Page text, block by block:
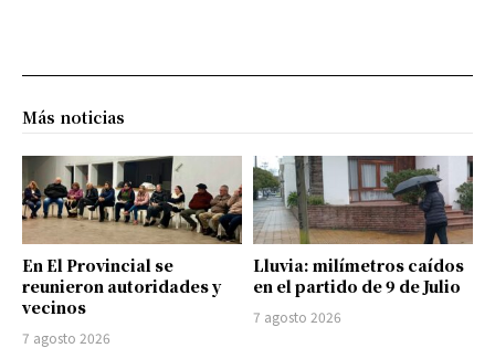
Más noticias
En El Provincial se
reunieron autoridades y
vecinos
7 agosto 2026
Lluvia: milímetros caídos
en el partido de 9 de Julio
7 agosto 2026